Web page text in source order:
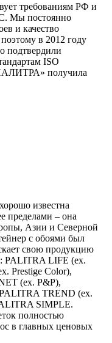
требованиям РФ и
Мы постоянно
и качество
в 2012 году
подтвердили
ISO
получила
известна
пределами – она
Азии и Северной
с обоями был
свою продукцию
PALITRA LIFE (ex.
Prestige Color),
(ex. P&P),
TREND (ex.
SIMPLE.
полностью
в главных ценовых